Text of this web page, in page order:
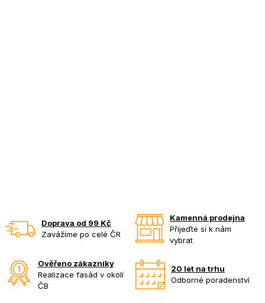
Doprava od 99 Kč
Zavážíme po celé ČR
Kamenná prodejna
Přijeďte si k nám
vybrat
Ověřeno zákazníky
Realizace fasád v okolí
ČB
20 let na trhu
Odborné poradenství